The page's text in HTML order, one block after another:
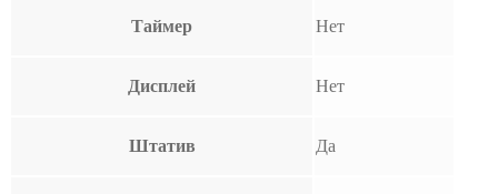
Таймер Нет
Дисплей Нет
Штатив Да